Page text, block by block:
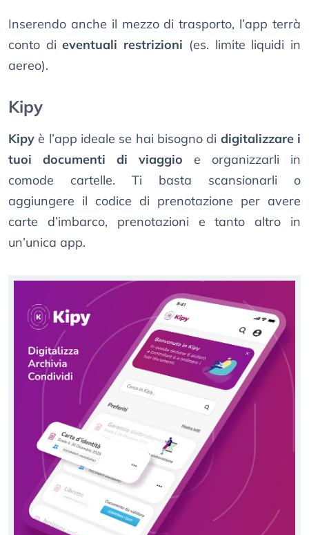
Inserendo anche il mezzo di trasporto, l’app terrà
conto dieventuali restrizioni (es. limite liquidi in
aereo).
Kipy
Kipy è l’app ideale se hai bisogno di digitalizzare i
tuoi documenti di viaggio e organizzarli in
comode cartelle. Ti basta scansionarli o
aggiungere il codice di prenotazione per avere
carte d’imbarco, prenotazioni e tanto altro in
un’unica app.